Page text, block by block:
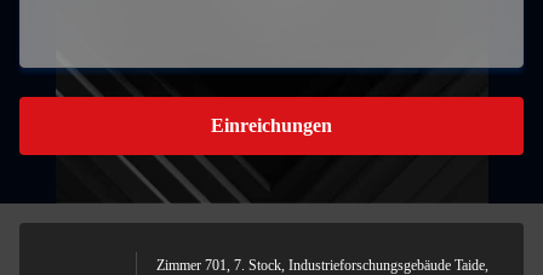
Einreichungen
Zimmer 701, 7. Stock, Industrieforschungsgebäude Taide,